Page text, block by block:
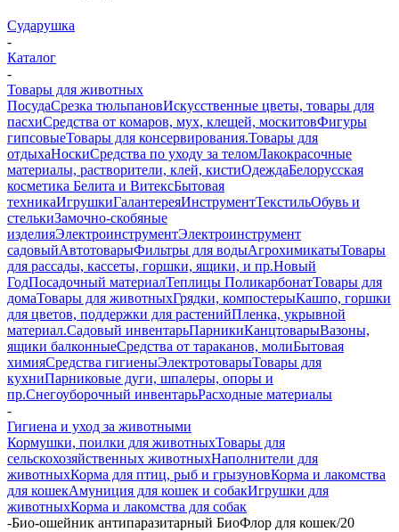
Сударушка
-
Каталог
-
Товары для животных
ПосудаСрезка тюльпановИскусственные цветы, товары для
пасхиСредства от комаров, мух, клещей, москитовФигуры
гипсовыеТовары для консервирования.Товары для
отдыхаНоскиСредства по уходу за теломЛакокрасочные
материалы, растворители, клей, кистиОдеждаБелорусская
косметика Белита и ВитексБытовая
техникаИгрушкиГалантереяИнструментТекстильОбувь и
стелькиЗамочно-скобяные
изделияЭлектроинструментЭлектроинструмент
садовыйАвтотоварыФильтры для водыАгрохимикатыТовары
для рассады, кассеты, горшки, ящики, и пр.Новый
ГодПосадочный материалТеплицы ПоликарбонатТовары для
домаТовары для животныхГрядки, компостерыКашпо, горшки
для цветов, поддержки для растенийПленка, укрывной
материал.Садовый инвентарьПарникиКанцтоварыВазоны,
ящики балконныеСредства от тараканов, молиБытовая
химияСредства гигиеныЭлектротоварыТовары для
кухниПарниковые дуги, шпалеры, опоры и
пр.Снегоуборочный инвентарьРасходные материалы
-
Гигиена и уход за животными
Кормушки, поилки для животныхТовары для
сельскохозяйственных животныхНаполнители для
животныхКорма для птиц, рыб и грызуновКорма и лакомства
для кошекАмуниция для кошек и собакИгрушки для
животныхКорма и лакомства для собак
-Био-ошейник антипаразитарный БиоФлор для кошек/20